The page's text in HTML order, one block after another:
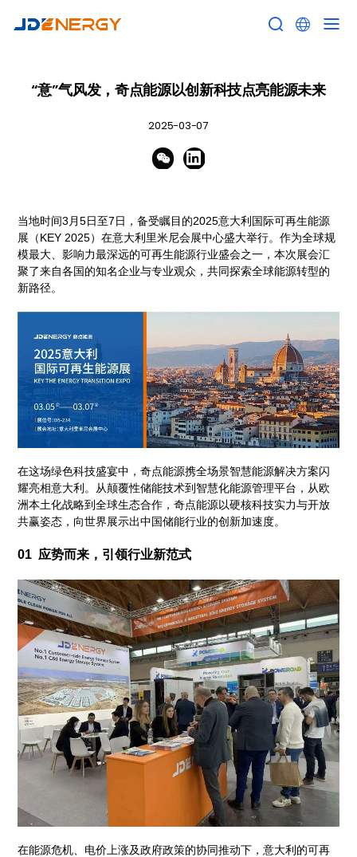
 
“意”气风发，奇点能源以创新科技点亮能源未来
2025-03-07
 
当地时间3月5日至7日，备受瞩目的2025意大利国际可再生能源
展（KEY 2025）在意大利里米尼会展中心盛大举行。作为全球规
模最大、影响力最深远的可再生能源行业盛会之一，本次展会汇
聚了来自各国的知名企业与专业观众，共同探索全球能源转型的
新路径。
在这场绿色科技盛宴中，奇点能源携全场景智慧能源解决方案闪
耀亮相意大利。从颠覆性储能技术到智慧化能源管理平台，从欧
洲本土化战略到全球生态合作，奇点能源以硬核科技实力与开放
共赢姿态，向世界展示出中国储能行业的创新加速度。
01 应势而来，引领行业新范式
在能源危机、电价上涨及政府政策的协同推动下，意大利的可再